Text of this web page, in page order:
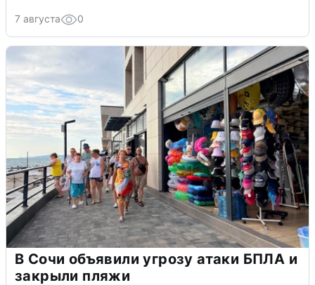
7 августа 0
В Сочи объявили угрозу атаки БПЛА и
закрыли пляжи